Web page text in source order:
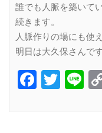
誰でも人脈を築いて
続きます。
人脈作りの場にも使
明日は大久保さんです